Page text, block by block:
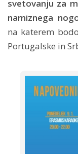
svetovanju za
namiznega
na katerem
Portugalske in